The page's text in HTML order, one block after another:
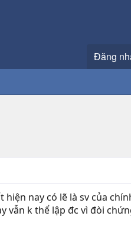
Đăng
nay có lẽ là sv của
vẫn k thể lập đc vì đòi